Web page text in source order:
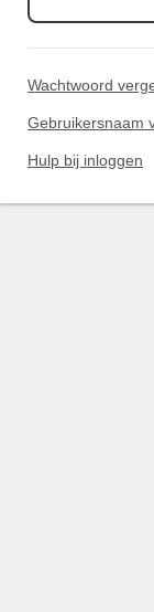
Wachtwoord
Gebruikersnaam
Hulp bij inloggen